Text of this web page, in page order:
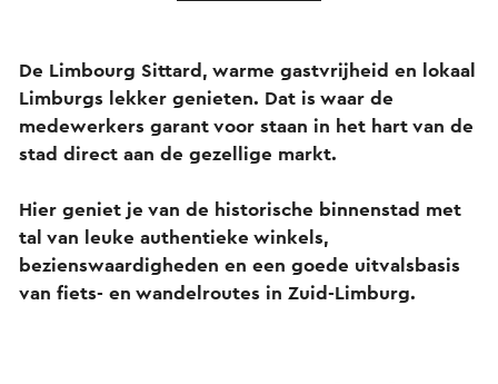
De Limbourg Sittard, warme gastvrijheid en lokaal
Limburgs lekker genieten. Dat is waar de
medewerkers garant voor staan in het hart van de
stad direct aan de gezellige markt.
Hier geniet je van de historische binnenstad met
tal van leuke authentieke winkels,
bezienswaardigheden en een goede uitvalsbasis
van fiets- en wandelroutes in Zuid-Limburg.